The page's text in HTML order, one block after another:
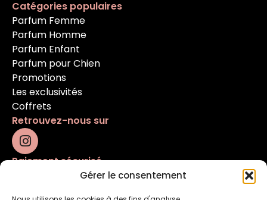
Gérer le consentement
Catégories populaires
Parfum Femme
Parfum Homme
Parfum Enfant
Parfum pour Chien
Promotions
Les exclusivités
Coffrets
Retrouvez-nous sur
Paiement sécurisé